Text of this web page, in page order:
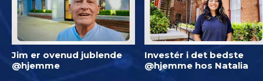
Jim er ovenud jublende
@hjemme
Investér i det bedste
@hjemme hos Natalia